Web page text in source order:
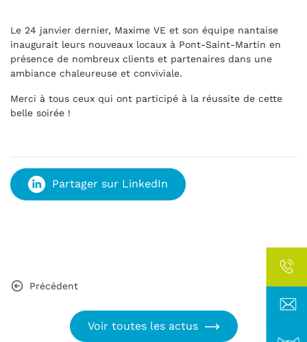
Le 24 janvier dernier, Maxime VE et son équipe nantaise
inaugurait leurs nouveaux locaux à Pont-Saint-Martin en
présence de nombreux clients et partenaires dans une
ambiance chaleureuse et conviviale.
Merci à tous ceux qui ont participé à la réussite de cette
belle soirée !
Partager sur LinkedIn
Précédent
Voir toutes les actus